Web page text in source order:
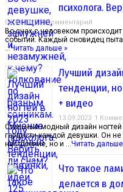
психолога.
04.10.2023 1 Комментарий
Во снах с человеком
событий. Каждый сновидец
…Читать дальше »
Лучший
тенденции,
+ видео
13.09.2023 1
Стильный модный дизайн
гордости каждой девушки. Он не
настроение, но и …Читать
Что такое
делается в